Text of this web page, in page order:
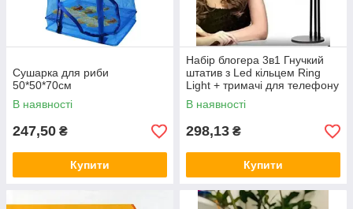
Сушарка для риби
50*50*70см
В наявності
247,50 ₴
Купити
Набір блогера 3в1 Гнучкий
штатив з Led кільцем Ring
Light + тримачі для телефону
та мікрофона на підставці
В наявності
298,13 ₴
Купити